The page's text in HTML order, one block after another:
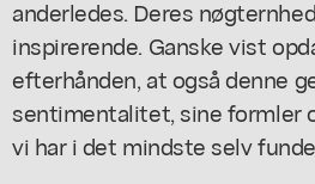
anderledes. Deres
inspirerende. Ganske vist
efterhånden, at også denne
sentimentalitet, sine formler
vi har i det mindste selv